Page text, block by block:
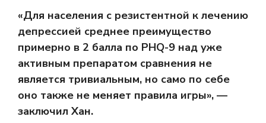
«Для населения с резистентной к лечению
депрессией среднее преимущество
примерно в 2 балла по PHQ-9 над уже
активным препаратом сравнения не
является тривиальным, но само по себе
оно также не меняет правила игры», —
заключил Хан.